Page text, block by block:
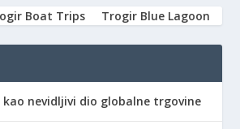
Boat Trips Trogir Blue Lagoon
kao nevidljivi dio globalne trgovine